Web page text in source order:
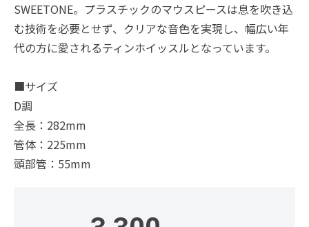
SWEETONE。プラスチックのマウスピースは息を吹き込
む技術を必要とせず、クリアな音色を実現し、幅広い年
代の方に愛されるティンホイッスルとなっています。
■サイズ
D調
全長：282mm
管体：225mm
頭部管：55mm